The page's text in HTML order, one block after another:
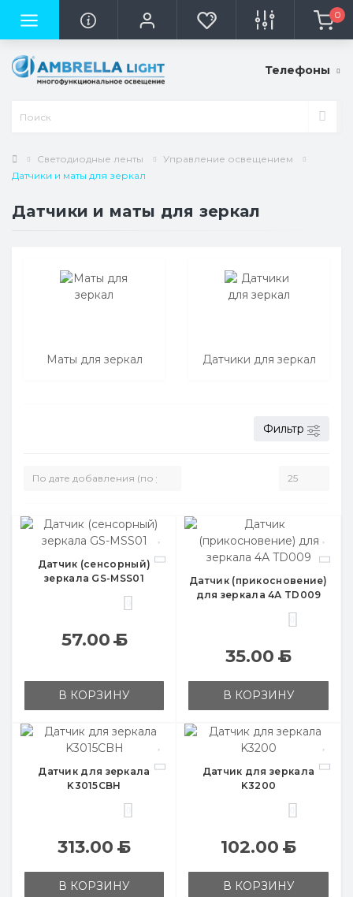
0
Телефоны
Светодиодные ленты
Управление освещением
Датчики и маты для зеркал
Датчики и маты для зеркал
Маты для зеркал Датчики для зеркал
Фильтр
Датчик (сенсорный)
зеркала GS-MSS01
57.00Б
В КОРЗИНУ
Датчик (прикосновение)
для зеркала 4А TD009
35.00Б
В КОРЗИНУ
Датчик для зеркала
K3015CBH
313.00Б
В КОРЗИНУ
Датчик для зеркала
K3200
102.00Б
В КОРЗИНУ